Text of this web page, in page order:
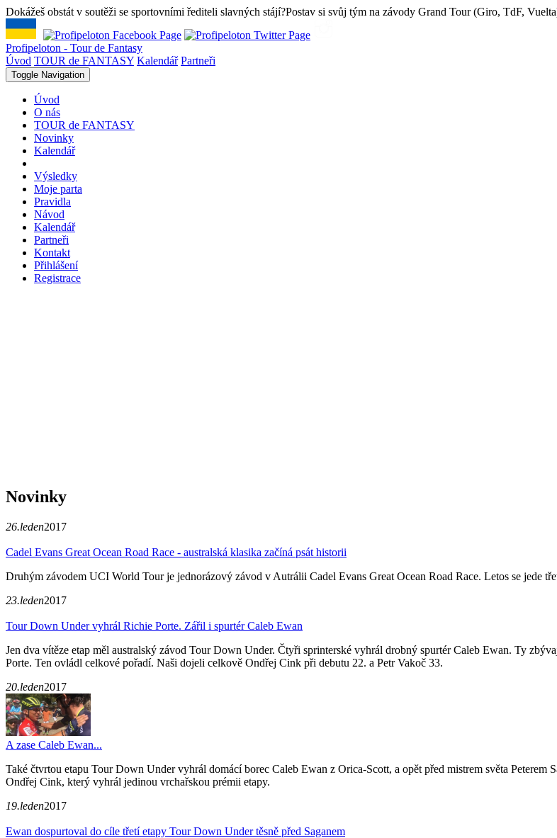
Dokážeš obstát v soutěži se sportovními řediteli slavných stájí?Postav si svůj tým na závody Grand Tour (Giro, TdF,
Profipeloton - Tour de Fantasy
Úvod TOUR de FANTASY Kalendář Partneři
Toggle Navigation
Úvod
O nás
TOUR de FANTASY
Novinky
Kalendář
Výsledky
Moje parta
Pravidla
Návod
Kalendář
Partneři
Kontakt
Přihlášení
Registrace
Novinky
26.leden2017
Cadel Evans Great Ocean Road Race - australská klasika začíná psát historii
Druhým závodem UCI World Tour je jednorázový závod v Autrálii Cadel Evans Great Ocean Road Race. Letos se jede
23.leden2017
Tour Down Under vyhrál Richie Porte. Zářil i spurtér Caleb Ewan
Jen dva vítěze etap měl australský závod Tour Down Under. Čtyři sprinterské vyhrál drobný spurtér Caleb Ewan. Ty
Porte. Ten ovládl celkové pořadí. Naši dojeli celkově Ondřej Cink při debutu 22. a Petr Vakoč 33.
20.leden2017
A zase Caleb Ewan...
Také čtvrtou etapu Tour Down Under vyhrál domácí borec Caleb Ewan z Orica-Scott, a opět před mistrem světa
Ondřej Cink, který vyhrál jedinou vrchařskou prémii etapy.
19.leden2017
Ewan dospurtoval do cíle třetí etapy Tour Down Under těsně před Saganem